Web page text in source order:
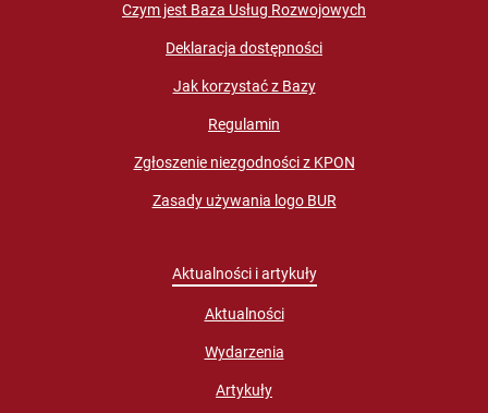
Czym jest Baza Usług Rozwojowych
Deklaracja dostępności
Jak korzystać z Bazy
Regulamin
Zgłoszenie niezgodności z KPON
Zasady używania logo BUR
Aktualności i artykuły
Aktualności
Wydarzenia
Artykuły